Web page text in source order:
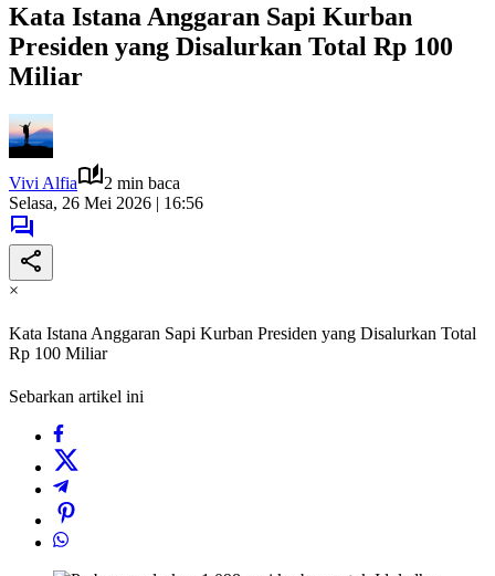
Kata Istana Anggaran Sapi Kurban
Presiden yang Disalurkan Total Rp 100
Miliar
Vivi Alfia
2 min baca
Selasa, 26 Mei 2026 | 16:56
×
Kata Istana Anggaran Sapi Kurban Presiden yang Disalurkan Total
Rp 100 Miliar
Sebarkan artikel ini